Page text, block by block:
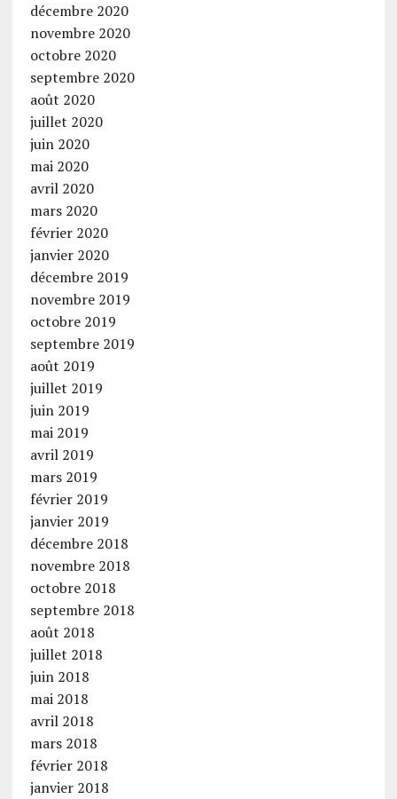
décembre 2020
novembre 2020
octobre 2020
septembre 2020
août 2020
juillet 2020
juin 2020
mai 2020
avril 2020
mars 2020
février 2020
janvier 2020
décembre 2019
novembre 2019
octobre 2019
septembre 2019
août 2019
juillet 2019
juin 2019
mai 2019
avril 2019
mars 2019
février 2019
janvier 2019
décembre 2018
novembre 2018
octobre 2018
septembre 2018
août 2018
juillet 2018
juin 2018
mai 2018
avril 2018
mars 2018
février 2018
janvier 2018